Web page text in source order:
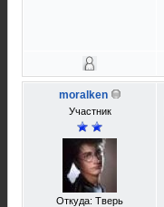
moralken
Участник
Откуда: Тверь